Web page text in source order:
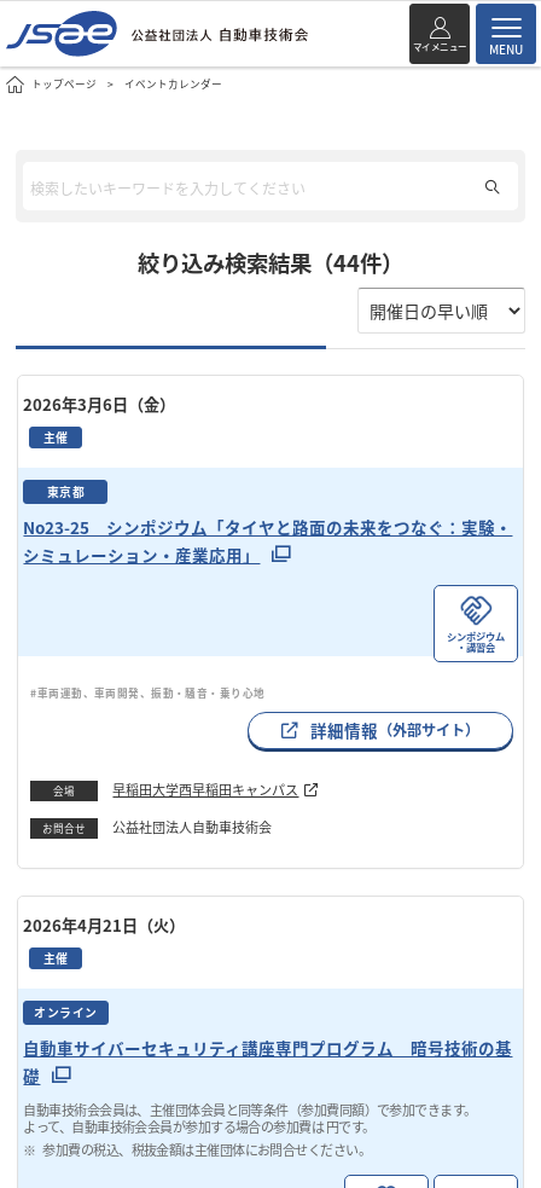
マイメニュー MENU
トップページ イベントカレンダー
絞り込み検索結果（44件）
2026年3月6日（金）
主催
東京都
No23-25 シンポジウム「タイヤと路面の未来をつなぐ：実験・
シミュレーション・産業応用」
シンポジウム
・講習会
#車両運動、車両開発、振動・騒音・乗り心地
詳細情報 （外部サイト）
会場 早稲田大学西早稲田キャンパス
お問合せ 公益社団法人自動車技術会
2026年4月21日（火）
主催
オンライン
自動車サイバーセキュリティ講座専門プログラム 暗号技術の基
礎
自動車技術会会員は、主催団体会員と同等条件（参加費同額）で参加できます。
よって、自動車技術会会員が参加する場合の参加費は 円です。
参加費の税込、税抜金額は主催団体にお問合せください。